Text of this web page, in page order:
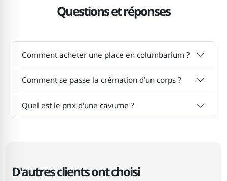
Questions et réponses
Comment acheter une place en columbarium ?
Comment se passe la crémation d’un corps ?
Quel est le prix d'une cavurne ?
D'autres clients ont choisi